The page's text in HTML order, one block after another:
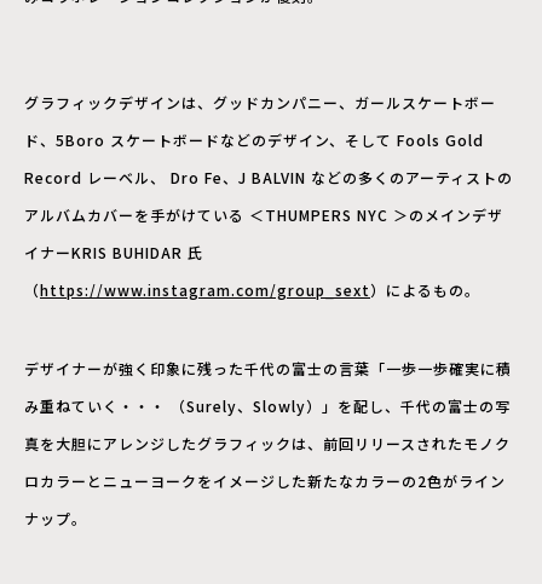
グラフィックデザインは、グッドカンパニー、ガールスケートボー
ド、5Boro スケートボードなどのデザイン、そして Fools Gold
Record レーベル、 Dro Fe、J BALVIN などの多くのアーティストの
アルバムカバーを⼿がけている ＜THUMPERS NYC ＞のメインデザ
イナーKRIS BUHIDAR ⽒
（https://www.instagram.com/group_sext）によるもの。
デザイナーが強く印象に残った千代の富⼠の⾔葉「⼀歩⼀歩確実に積
み重ねていく・・・ （Surely、Slowly）」を配し、千代の富⼠の写
真を⼤胆にアレンジしたグラフィックは、前回リリースされたモノク
ロカラーとニューヨークをイメージした新たなカラーの2⾊がライン
ナップ。